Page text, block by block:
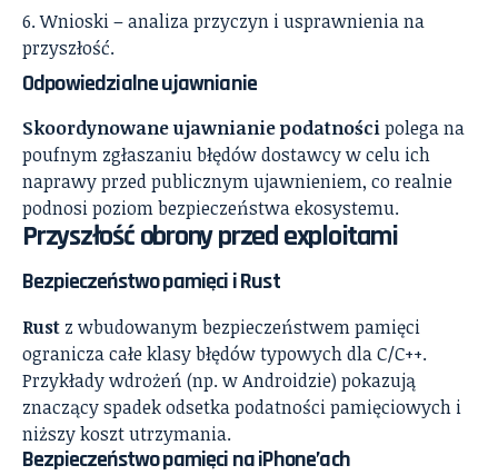
Wnioski – analiza przyczyn i usprawnienia na
przyszłość.
Odpowiedzialne ujawnianie
Skoordynowane ujawnianie podatnościpolega na
poufnym zgłaszaniu błędów dostawcy w celu ich
naprawy przed publicznym ujawnieniem, co realnie
podnosi poziom bezpieczeństwa ekosystemu.
Przyszłość obrony przed exploitami
Bezpieczeństwo pamięci i Rust
Rust z wbudowanym bezpieczeństwem pamięci
ogranicza całe klasy błędów typowych dla C/C++.
Przykłady wdrożeń (np. w Androidzie) pokazują
znaczący spadek odsetka podatności pamięciowych i
niższy koszt utrzymania.
Bezpieczeństwo pamięci na iPhone’ach